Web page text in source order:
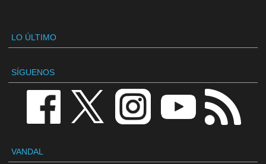
LO ÚLTIMO
SÍGUENOS
VANDAL